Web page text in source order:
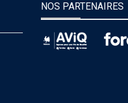
NOS PARTENAIRES